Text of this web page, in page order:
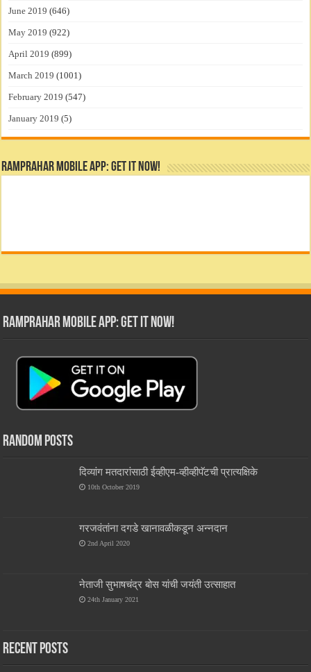
June 2019 (646)
May 2019 (922)
April 2019 (899)
March 2019 (1001)
February 2019 (547)
January 2019 (5)
RamPrahar Mobile App: Get it Now!
RamPrahar Mobile App: Get it Now!
Random Posts
दिव्यांग मतदारांसाठी ईव्हीएम-व्हीव्हीपॅटची प्रात्यक्षिके
10th October 2019
गरजवंतांना दगडे खानावळीकडून अन्नदान
2nd April 2020
नेताजी सुभाषचंद्र बोस यांची जयंती उत्साहात
24th January 2021
Recent Posts